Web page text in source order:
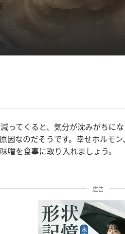
ってくると、気分が沈みがちに
因なのだそうです。幸せホルモ
を食事に取り入れましょう。
広告